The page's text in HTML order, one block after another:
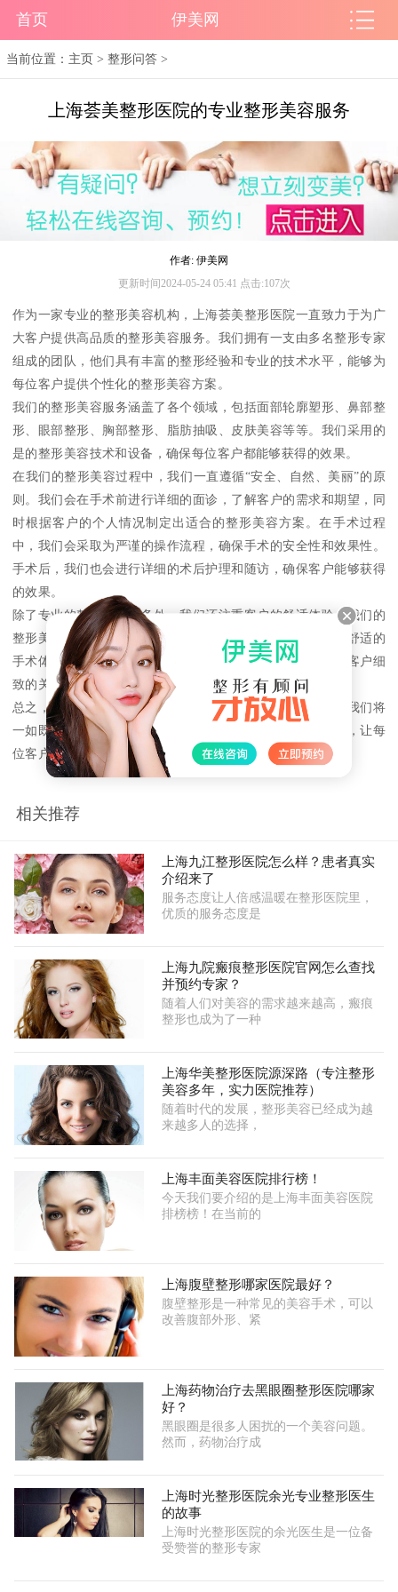
首页 伊美网
当前位置： 主页 >整形问答 >
上海荟美整形医院的专业整形美容服务
作者: 伊美网
更新时间2024-05-24 05:41 点击:107次
作为一家专业的整形美容机构，上海荟美整形医院一直致力于为广
大客户提供高品质的整形美容服务。我们拥有一支由多名整形专家
组成的团队，他们具有丰富的整形经验和专业的技术水平，能够为
每位客户提供个性化的整形美容方案。
我们的整形美容服务涵盖了各个领域，包括面部轮廓塑形、鼻部整
形、眼部整形、胸部整形、脂肪抽吸、皮肤美容等等。我们采用的
是的整形美容技术和设备，确保每位客户都能够获得的效果。
在我们的整形美容过程中，我们一直遵循“安全、自然、美丽”的原
则。我们会在手术前进行详细的面诊，了解客户的需求和期望，同
时根据客户的个人情况制定出适合的整形美容方案。在手术过程
中，我们会采取为严谨的操作流程，确保手术的安全性和效果性。
手术后，我们也会进行详细的术后护理和随访，确保客户能够获得
的效果。
除了专业的整形美容服务外，我们还注重客户的舒适体验。我们的
整形美容中心采用的是豪华舒适的环境和设施，为客户提供舒适的
手术体验。我们的医护人员也会在手术前和手术过程中给予客户细
致的关怀和照顾，让客户感受到家一样的温馨。
总之，上海荟美整形医院是一家值得信赖的整形美容机构。我们将
一如既往地为广大客户提供高品质、个性化的整形美容服务，让每
位客户都能够获得自信和美丽。
相关推荐
上海九江整形医院怎么样？患者真实
介绍来了
服务态度让人倍感温暖在整形医院里，
优质的服务态度是
上海九院瘢痕整形医院官网怎么查找
并预约专家？
随着人们对美容的需求越来越高，瘢痕
整形也成为了一种
上海华美整形医院源深路（专注整形
美容多年，实力医院推荐）
随着时代的发展，整形美容已经成为越
来越多人的选择，
上海丰面美容医院排行榜！
今天我们要介绍的是上海丰面美容医院
排榜榜！在当前的
上海腹壁整形哪家医院最好？
腹壁整形是一种常见的美容手术，可以
改善腹部外形、紧
上海药物治疗去黑眼圈整形医院哪家
好？
黑眼圈是很多人困扰的一个美容问题。
然而，药物治疗成
上海时光整形医院余光专业整形医生
的故事
上海时光整形医院的余光医生是一位备
受赞誉的整形专家